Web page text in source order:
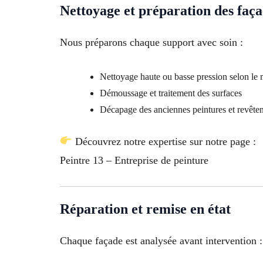
Nettoyage et préparation des
Nous préparons chaque support avec soin :
Nettoyage haute ou basse pression selon le
Démoussage et traitement des surfaces
Décapage des anciennes peintures et
Découvrez notre expertise sur notre page :
Peintre 13 – Entreprise de peinture
Réparation et remise en état
Chaque façade est analysée avant intervention :